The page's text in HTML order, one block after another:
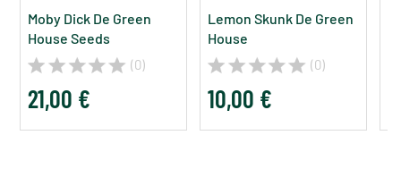
Moby Dick De Green
House Seeds
(0)
21,00 €
Lemon Skunk De Green
House
(0)
10,00 €